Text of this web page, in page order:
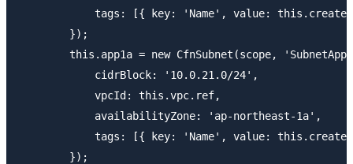
tags: [{ key: 'Name', value:
        });
this.app1a = new CfnSubnet(scope,
            cidrBlock: '10.0.21.0/24',
            vpcId: this.vpc.ref,
            availabilityZone: 'ap-northeast-1a',
tags: [{ key: 'Name', value:
        });